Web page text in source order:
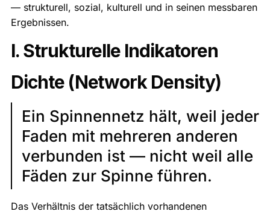
— strukturell, sozial, kulturell und in seinen messbaren
Ergebnissen.
I. Strukturelle Indikatoren
Dichte (Network Density)
Ein Spinnennetz hält, weil jeder
Faden mit mehreren anderen
verbunden ist — nicht weil alle
Fäden zur Spinne führen.
Das Verhältnis der tatsächlich vorhandenen